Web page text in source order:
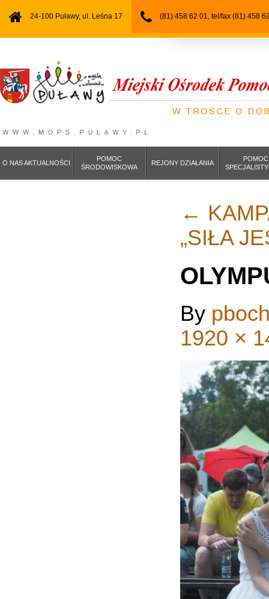
24-100 Puławy, ul. Leśna 17 (81) 458 62 01, tel/fax (81) 458
O NAS AKTUALNOŚCI
POMOC
ŚRODOWISKOWA
REJONY DZIAŁANIA
POMOC
←
„SIŁA
By
1920 ×